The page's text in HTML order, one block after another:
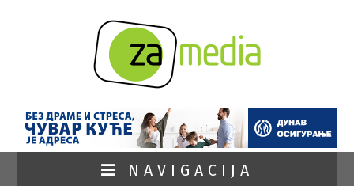
NAVIGACIJA